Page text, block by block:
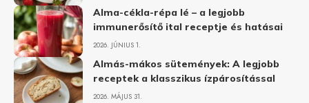
Alma-cékla-répa lé – a legjobb
immunerősítő ital receptje és hatásai
2026. JÚNIUS 1.
Almás-mákos sütemények: A legjobb
receptek a klasszikus ízpárosítással
2026. MÁJUS 31.